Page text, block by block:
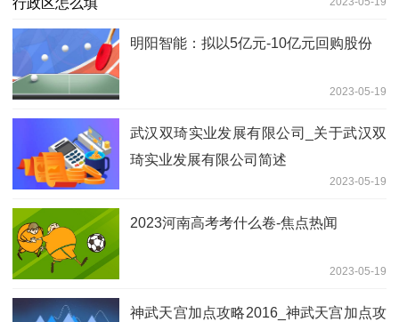
明阳智能：拟以5亿元-10亿元回购股份
2023-05-19
武汉双琦实业发展有限公司_关于武汉双
琦实业发展有限公司简述
2023-05-19
2023河南高考考什么卷-焦点热闻
2023-05-19
神武天宫加点攻略2016_神武天宫加点攻